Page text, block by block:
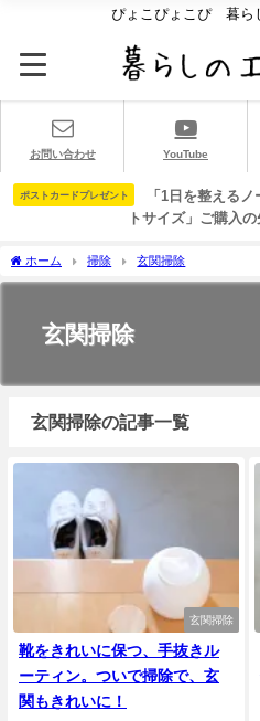
ぴょこぴょこぴ 暮ら
お問い合わせ YouTube
ポストカードプレゼント
「1日を整える
トサイズ」ご購入
ホーム 掃除 玄関掃除
玄関掃除
玄関掃除の記事一覧
玄関掃除
靴をきれいに保つ、手抜きル
ーティン。ついで掃除で、玄
関もきれいに！